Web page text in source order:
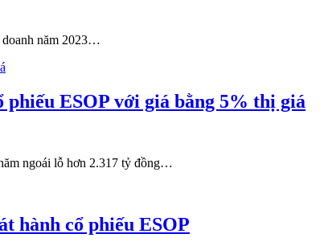
doanh năm 2023…
ESOP với giá bằng 5% thị giá
ngoái lỗ hơn 2.317 tỷ đồng…
hành cổ phiếu ESOP